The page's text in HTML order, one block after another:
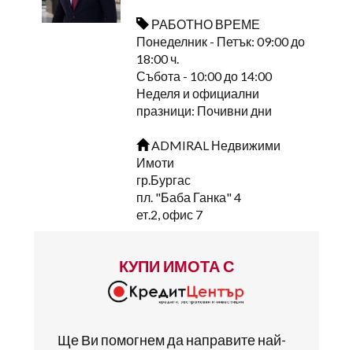
РАБОТНО ВРЕМЕ
Понеделник - Петък: 09:00 до
18:00 ч.
Събота - 10:00 до 14:00
Неделя и официални
празници: Почивни дни
ADMIRAL Недвижими
Имоти
гр.Бургас
пл. "Баба Ганка" 4
ет.2, офис 7
КУПИ ИМОТА С
Ще Ви помогнем да направите най-